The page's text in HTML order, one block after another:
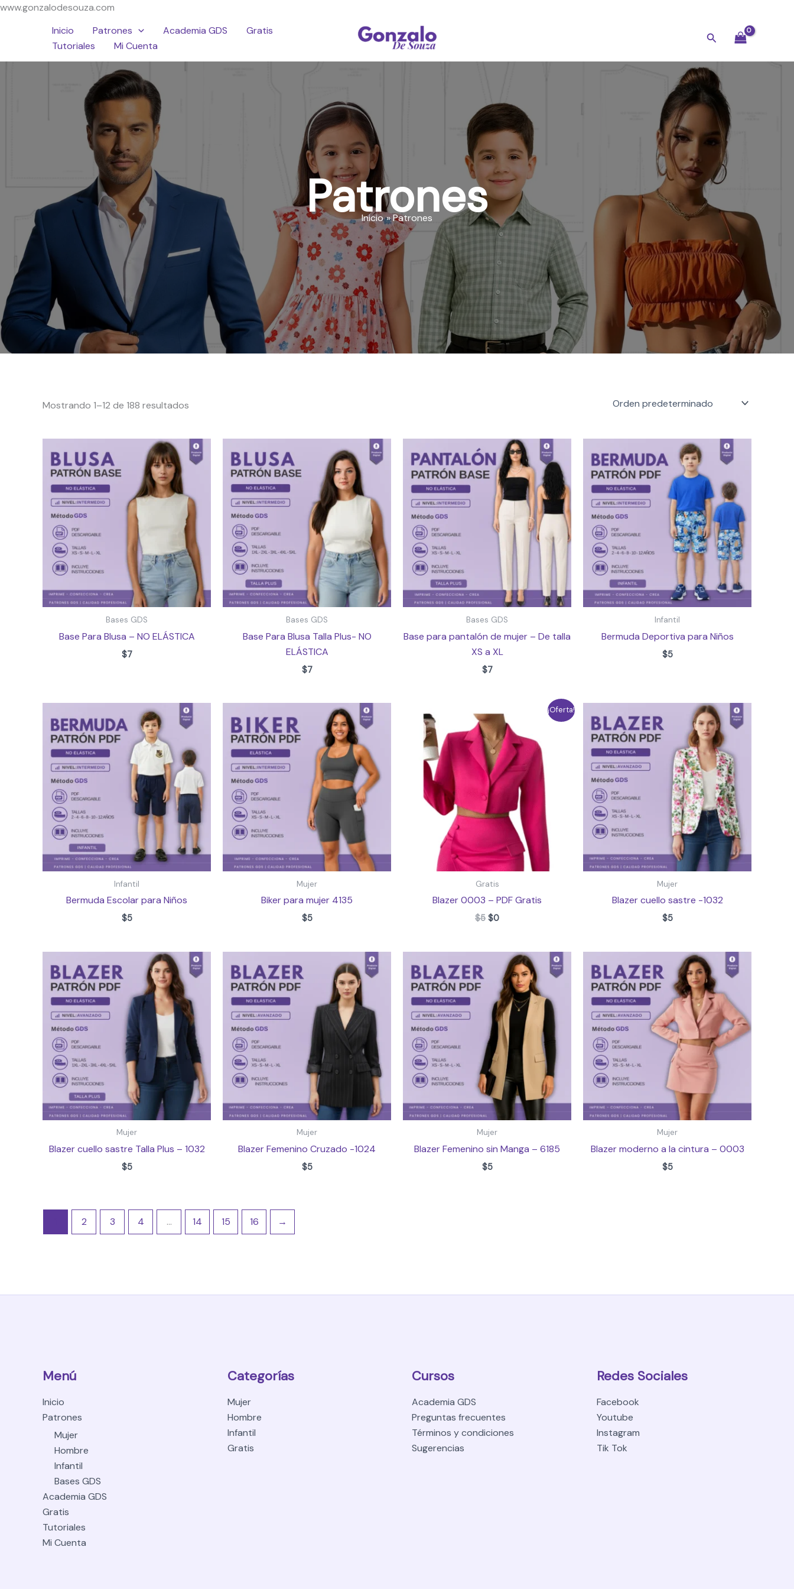
www.gonzalodesouza.com
contenido
Inicio Patrones Academia GDS
Gratis
Tutoriales
Mi Cuenta
Buscar
Patrones
Inicio Patrones
Mostrando 1–12 de 188 resultados
Bases GDS
Base Para Blusa – NO ELÁSTICA
$7
Bases GDS
Base Para Blusa Talla Plus- NO
ELÁSTICA
$7
Bases GDS
Base para pantalón de mujer – De talla
XS a XL
$7
Infantil
Bermuda Deportiva para Niños
$5
Infantil
Bermuda Escolar para Niños
$5
Mujer
Biker para mujer 4135
$5
¡Oferta!
Gratis
Blazer 0003 – PDF Gratis
$5 El
era:
$0El
es:
$0.
Mujer
Blazer cuello sastre -1032
$5
Mujer
Blazer cuello sastre Talla Plus – 1032
$5
Mujer
Blazer Femenino Cruzado -1024
$5
Mujer
Blazer Femenino sin Manga – 6185
$5
Mujer
Blazer moderno a la cintura – 0003
$5
2 3 4 … 14 15 16 →
Menú
Inicio
Patrones
Mujer
Hombre
Infantil
Bases GDS
Academia GDS
Gratis
Tutoriales
Mi Cuenta
Categorías
Mujer
Hombre
Infantil
Gratis
Cursos
Academia GDS
Preguntas frecuentes
Términos y condiciones
Sugerencias
Redes Sociales
Facebook
Youtube
Instagram
Tik Tok